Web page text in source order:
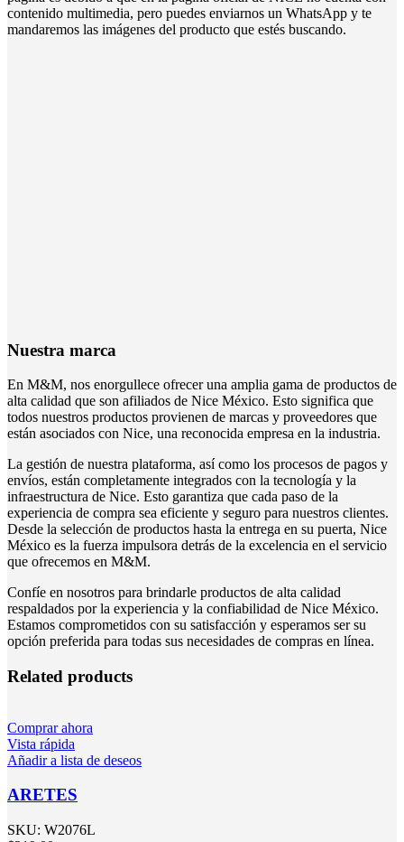
contenido multimedia, pero puedes enviarnos un WhatsApp y te
mandaremos las imágenes del producto que estés buscando.
Nuestra marca
En M&M, nos enorgullece ofrecer una amplia gama de productos de
alta calidad que son afiliados de Nice México. Esto significa que
todos nuestros productos provienen de marcas y proveedores que
están asociados con Nice, una reconocida empresa en la industria.
La gestión de nuestra plataforma, así como los procesos de pagos y
envíos, están completamente integrados con la tecnología y la
infraestructura de Nice. Esto garantiza que cada paso de la
experiencia de compra sea eficiente y seguro para nuestros clientes.
Desde la selección de productos hasta la entrega en su puerta, Nice
México es la fuerza impulsora detrás de la excelencia en el servicio
que ofrecemos en M&M.
Confíe en nosotros para brindarle productos de alta calidad
respaldados por la experiencia y la confiabilidad de Nice México.
Estamos comprometidos con su satisfacción y esperamos ser su
opción preferida para todas sus necesidades de compras en línea.
Related products
Comprar ahora
Vista rápida
Añadir a lista de deseos
ARETES
SKU: W2076L